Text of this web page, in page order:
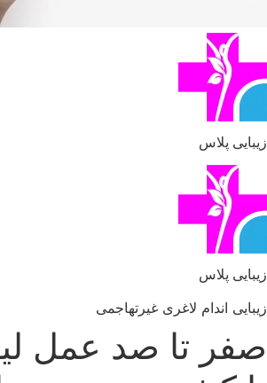
زیبایی پلاس
زیبایی پلاس
زیبایی اندام لاغری غیرتهاجمی
صفر تا صد عمل